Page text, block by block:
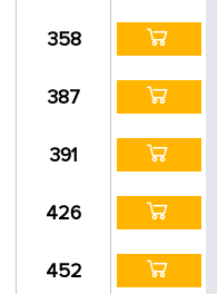
358
387
391
426
452